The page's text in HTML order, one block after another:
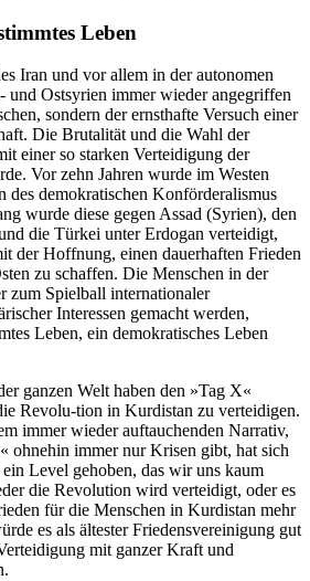
Leben
Iran und vor allem in der autonomen
Ostsyrien immer wieder angegriffen
sondern der ernsthafte Versuch einer
Die Brutalität und die Wahl der
einer so starken Verteidigung der
Vor zehn Jahren wurde im Westen
des demokratischen Konförderalismus
wurde diese gegen Assad (Syrien), den
die Türkei unter Erdogan verteidigt,
der Hoffnung, einen dauerhaften Frieden
zu schaffen. Die Menschen in der
zum Spielball internationaler
Interessen gemacht werden,
Leben, ein demokratisches Leben
ganzen Welt haben den »Tag X«
Revolu-tion in Kurdistan zu verteidigen.
immer wieder auftauchenden Narrativ,
ohnehin immer nur Krisen gibt, hat sich
Level gehoben, das wir uns kaum
die Revolution wird verteidigt, oder es
für die Menschen in Kurdistan mehr
es als ältester Friedensvereinigung gut
mit ganzer Kraft und